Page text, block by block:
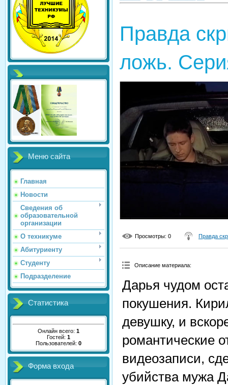
Меню сайта
Главная
Новости
Сведения об
образовательной
организации
О техникуме
Абитуриенту
Студенту
Подразделение
Статистика
Онлайн всего: 1
Гостей: 1
Пользователей: 0
Форма входа
Правда
ложь.
Просмотры: 0 Правда
Описание материала:
Дарья чудом
покушения.
девушку, и
романтические
видеозаписи,
убийства мужа